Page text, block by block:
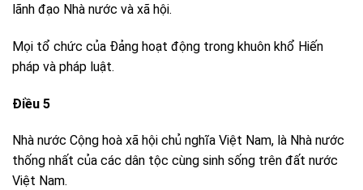
lãnh đạo Nhà nước và xã hội.
Mọi tổ chức của Đảng hoạt động trong khuôn khổ Hiến
pháp và pháp luật.
Điều 5
Nhà nước Cộng hoà xã hội chủ nghĩa Việt Nam, là Nhà nước
thống nhất của các dân tộc cùng sinh sống trên đất nước
Việt Nam.